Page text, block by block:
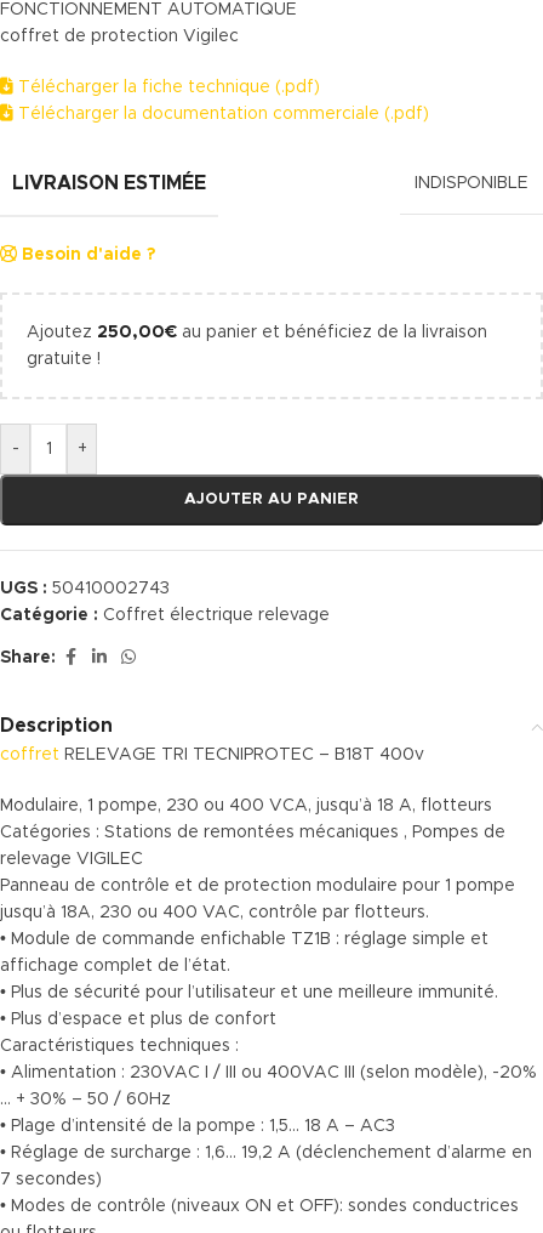
FONCTIONNEMENT AUTOMATIQUE
coffret de protection Vigilec
Télécharger la fiche technique (.pdf)
Télécharger la documentation commerciale (.pdf)
LIVRAISON ESTIMÉE INDISPONIBLE
Besoin d'aide ?
Ajoutez 250,00€ au panier et bénéficiez de la livraison
gratuite !
- +
AJOUTER AU PANIER
UGS : 50410002743
Catégorie : Coffret électrique relevage
Share:
Description
coffret RELEVAGE TRI TECNIPROTEC – B18T 400v
Modulaire, 1 pompe, 230 ou 400 VCA, jusqu’à 18 A, flotteurs
Catégories : Stations de remontées mécaniques , Pompes de
relevage VIGILEC
Panneau de contrôle et de protection modulaire pour 1 pompe
jusqu’à 18A, 230 ou 400 VAC, contrôle par flotteurs.
• Module de commande enfichable TZ1B : réglage simple et
affichage complet de l’état.
• Plus de sécurité pour l’utilisateur et une meilleure immunité.
• Plus d’espace et plus de confort
Caractéristiques techniques :
• Alimentation : 230VAC I / III ou 400VAC III (selon modèle), -20%
… + 30% – 50 / 60Hz
• Plage d’intensité de la pompe : 1,5… 18 A – AC3
• Réglage de surcharge : 1,6… 19,2 A (déclenchement d’alarme en
7 secondes)
• Modes de contrôle (niveaux ON et OFF): sondes conductrices